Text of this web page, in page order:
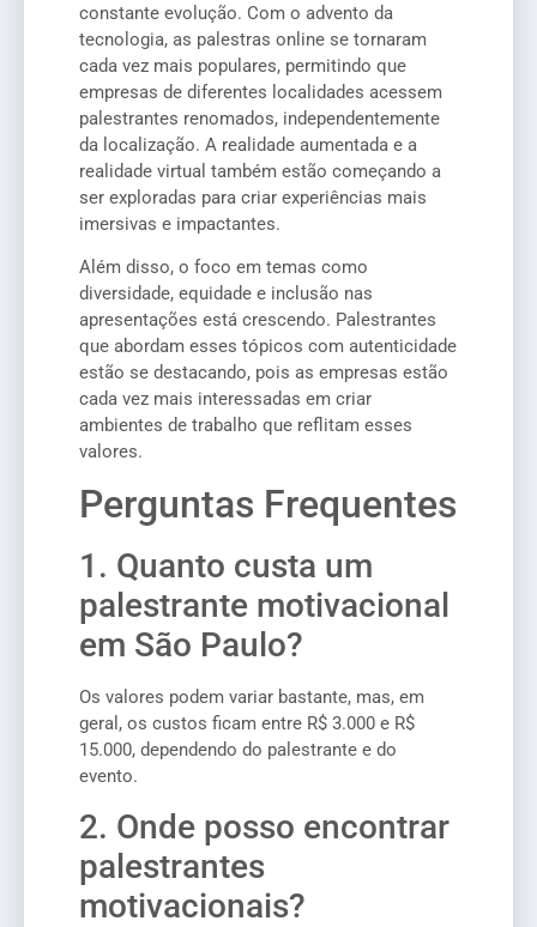
constante evolução. Com o advento da
tecnologia, as palestras online se tornaram
cada vez mais populares, permitindo que
empresas de diferentes localidades acessem
palestrantes renomados, independentemente
da localização. A realidade aumentada e a
realidade virtual também estão começando a
ser exploradas para criar experiências mais
imersivas e impactantes.
Além disso, o foco em temas como
diversidade, equidade e inclusão nas
apresentações está crescendo. Palestrantes
que abordam esses tópicos com autenticidade
estão se destacando, pois as empresas estão
cada vez mais interessadas em criar
ambientes de trabalho que reflitam esses
valores.
Perguntas Frequentes
1. Quanto custa um
palestrante motivacional
em São Paulo?
Os valores podem variar bastante, mas, em
geral, os custos ficam entre R$ 3.000 e R$
15.000, dependendo do palestrante e do
evento.
2. Onde posso encontrar
palestrantes
motivacionais?